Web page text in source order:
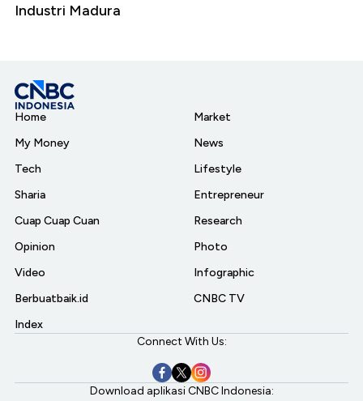
Industri Madura
Home
My Money
Tech
Sharia
Cuap Cuap Cuan
Opinion
Video
Berbuatbaik.id
Index
Market
News
Lifestyle
Entrepreneur
Research
Photo
Infographic
CNBC TV
Connect With Us:
Download aplikasi CNBC Indonesia: